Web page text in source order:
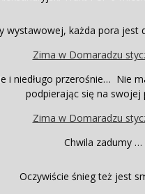
wystawowej, każda pora
i niedługo przerośnie… Nie
podpierając się na swojej
Chwila zadumy …
Oczywiście śnieg też jest